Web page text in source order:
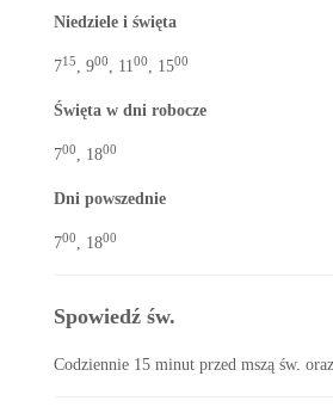
Niedziele i święta
715, 900, 1100, 1500
Święta w dni robocze
700, 1800
Dni powszednie
700, 1800
Spowiedź św.
Codziennie 15 minut przed mszą św.